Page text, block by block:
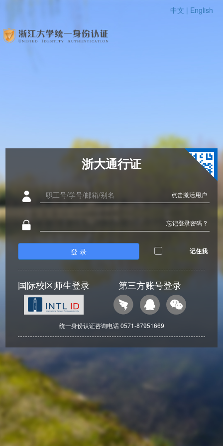
中文 | English
浙大通行证
点击激活用户
忘记登录密码 ?
登 录 记住我
国际校区师生登录 第三方账号登录
统一身份认证咨询电话 0571-87951669